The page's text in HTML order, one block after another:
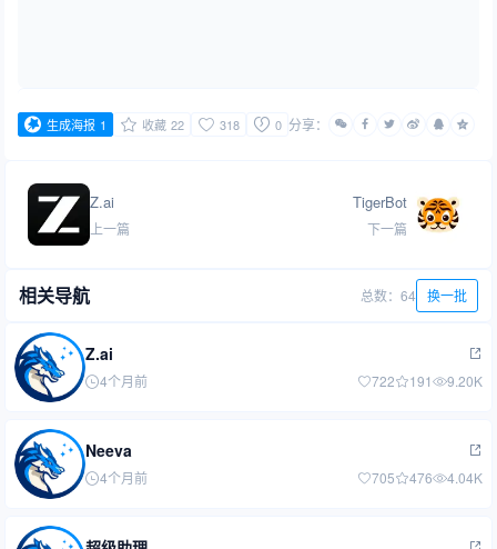
生成海报 1 收藏 22 318 0 分享：
Z.ai
上一篇
TigerBot
下一篇
相关导航 总数：64 换一批
Z.ai
4个月前 722 191 9.20K
Neeva
4个月前 705 476 4.04K